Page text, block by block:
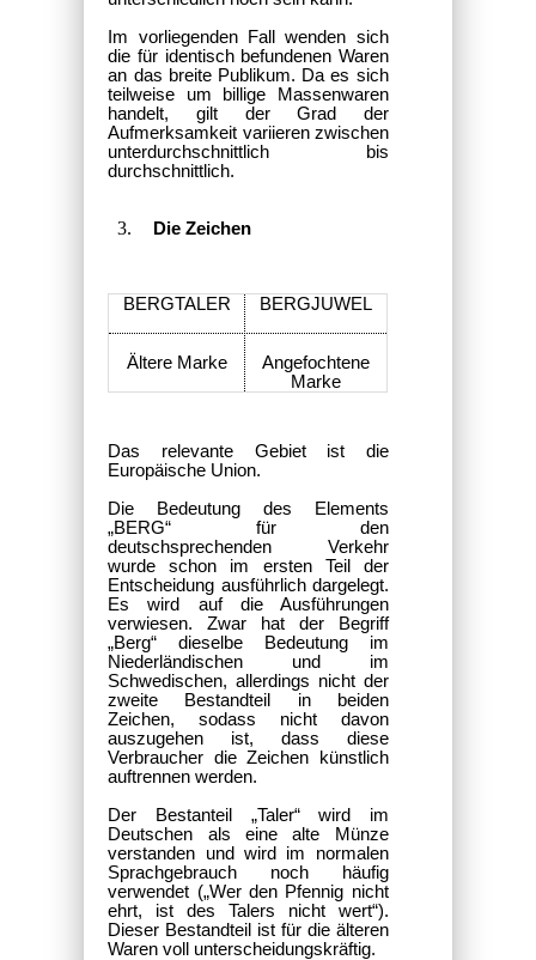
Im vorliegenden Fall wenden sich
die für identisch befundenen Waren
an das breite Publikum. Da es sich
teilweise um billige Massenwaren
handelt, gilt der Grad der
Aufmerksamkeit variieren zwischen
unterdurchschnittlich bis
durchschnittlich.
Die Zeichen
BERGTALER BERGJUWEL
Ältere Marke
Angefochtene
Marke
Das relevante Gebiet ist die
Europäische Union.
Die Bedeutung des Elements
„BERG“ für den
deutschsprechenden Verkehr
wurde schon im ersten Teil der
Entscheidung ausführlich dargelegt.
Es wird auf die Ausführungen
verwiesen. Zwar hat der Begriff
„Berg“ dieselbe Bedeutung im
Niederländischen und im
Schwedischen, allerdings nicht der
zweite Bestandteil in beiden
Zeichen, sodass nicht davon
auszugehen ist, dass diese
Verbraucher die Zeichen künstlich
auftrennen werden.
Der Bestanteil „Taler“ wird im
Deutschen als eine alte Münze
verstanden und wird im normalen
Sprachgebrauch noch häufig
verwendet („Wer den Pfennig nicht
ehrt, ist des Talers nicht wert“).
Dieser Bestandteil ist für die älteren
Waren voll unterscheidungskräftig.